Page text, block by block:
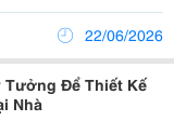
Thủy Hợp Mệnh, Hút Tài Lộc Tiêu Chuẩn Kỹ...22/06/2026
Tưởng Để Thiết Kế
Nhà